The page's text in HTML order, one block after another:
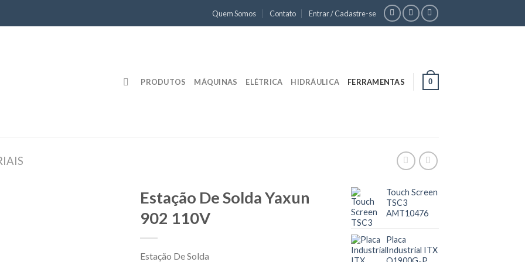
Quem Somos Contato Entrar / Cadastre-se
PRODUTOS MÁQUINAS ELÉTRICA HIDRÁULICA FERRAMENTAS 0
Estação De Solda Yaxun
902 110V
Estação De Solda
Touch Screen
TSC3
AMT10476
Placa
Industrial ITX